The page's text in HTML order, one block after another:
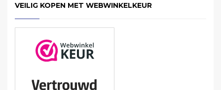
VEILIG KOPEN MET WEBWINKELKEUR